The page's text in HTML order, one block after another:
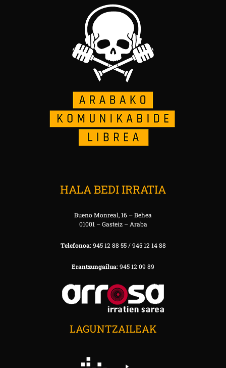
HALA BEDI IRRATIA
Bueno Monreal, 16 – Behea
01001 – Gasteiz – Araba
Telefonoa:945 12 88 55 / 945 12 14 88
Erantzungailua:945 12 09 89
LAGUNTZAILEAK